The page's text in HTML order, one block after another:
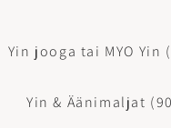
​​Yin jooga tai MYO
Yin & Äänimaljat